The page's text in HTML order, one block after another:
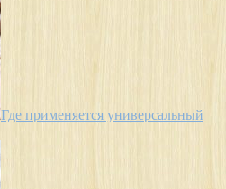
Где применяется универсальный